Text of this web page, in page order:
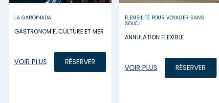
LA GAROINADA
GASTRONOMIE, CULTURE ET MER
VOIR PLUS RÉSERVER
FLEXIBILITÉ POUR VOYAGER SANS
SOUCI
ANNULATION FLEXIBLE
VOIR PLUS RÉSERVER